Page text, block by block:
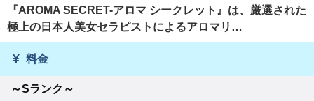
『AROMA SECRET-アロマ シークレット』は、厳選された
極上の日本人美女セラピストによるアロマリ…
料金
～Sランク～